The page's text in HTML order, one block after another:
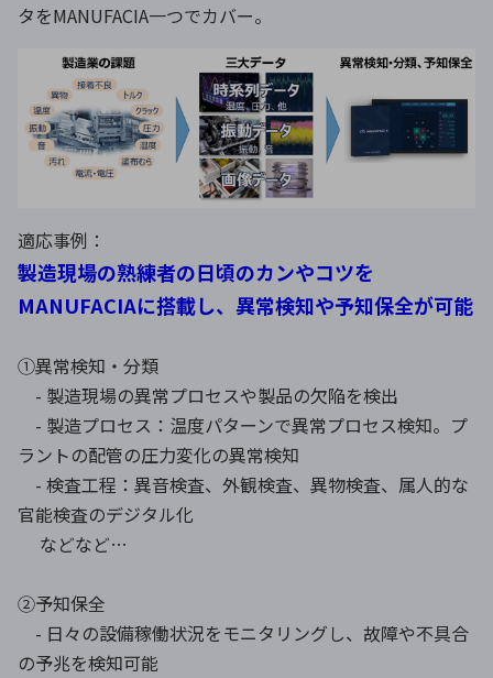
タをMANUFACIA一つでカバー。
適応事例：
製造現場の熟練者の日頃のカンやコツを
MANUFACIAに搭載し、異常検知や予知保全が可能
①異常検知・分類
- 製造現場の異常プロセスや製品の欠陥を検出
- 製造プロセス：温度パターンで異常プロセス検知。プ
ラントの配管の圧力変化の異常検知
- 検査工程：異音検査、外観検査、異物検査、属人的な
官能検査のデジタル化
などなど…
②予知保全
- 日々の設備稼働状況をモニタリングし、故障や不具合
の予兆を検知可能